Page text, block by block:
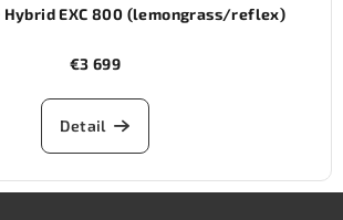
Hybrid EXC 800 (lemongrass/reflex)
€3 699
Detail